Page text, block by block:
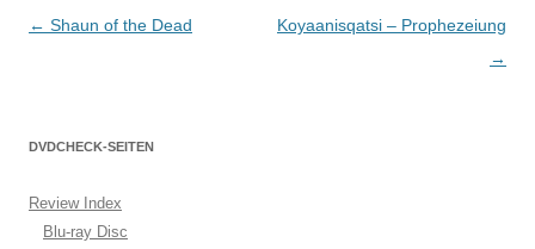
Beitragsnavigation
← Shaun of the Dead
Koyaanisqatsi – Prophezeiung
→
DVDCHECK-SEITEN
Review Index
Blu-ray Disc